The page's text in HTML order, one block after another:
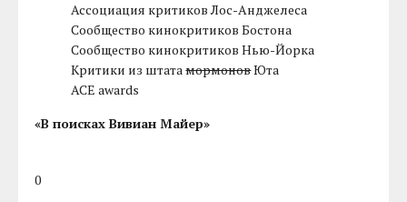
Ассоциация критиков Лос-Анджелеса
Сообщество кинокритиков Бостона
Сообщество кинокритиков Нью-Йорка
Критики из штатамормоновЮта
ACE awards
«В поисках Вивиан Майер»
0